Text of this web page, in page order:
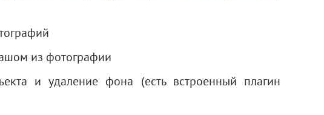
из фотографии
и удаление фона (есть встроенный плагин